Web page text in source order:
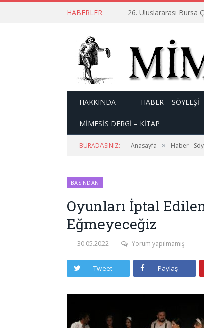
HABERLER 26. Uluslararası Bursa
HAKKINDA HABER – SÖYLEŞI
MİMESİS DERGİ – KİTAP
BURADASINIZ: Anasayfa » Haber -
BASINDAN
Oyunları İptal
Eğmeyeceğiz
30.05.2022 Yorum yapılmamış
Tweet Paylaş